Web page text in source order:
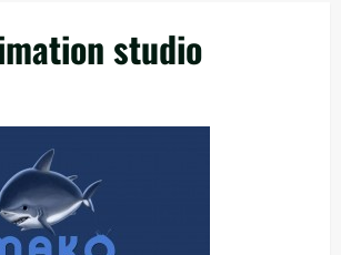
studio